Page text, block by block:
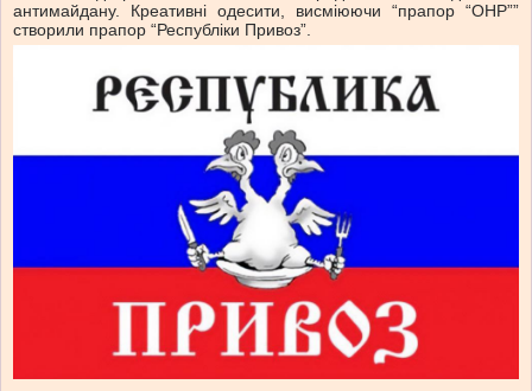
антимайдану. Креативні одесити, висміюючи “прапор “ОНР””
створили прапор “Республіки Привоз”.